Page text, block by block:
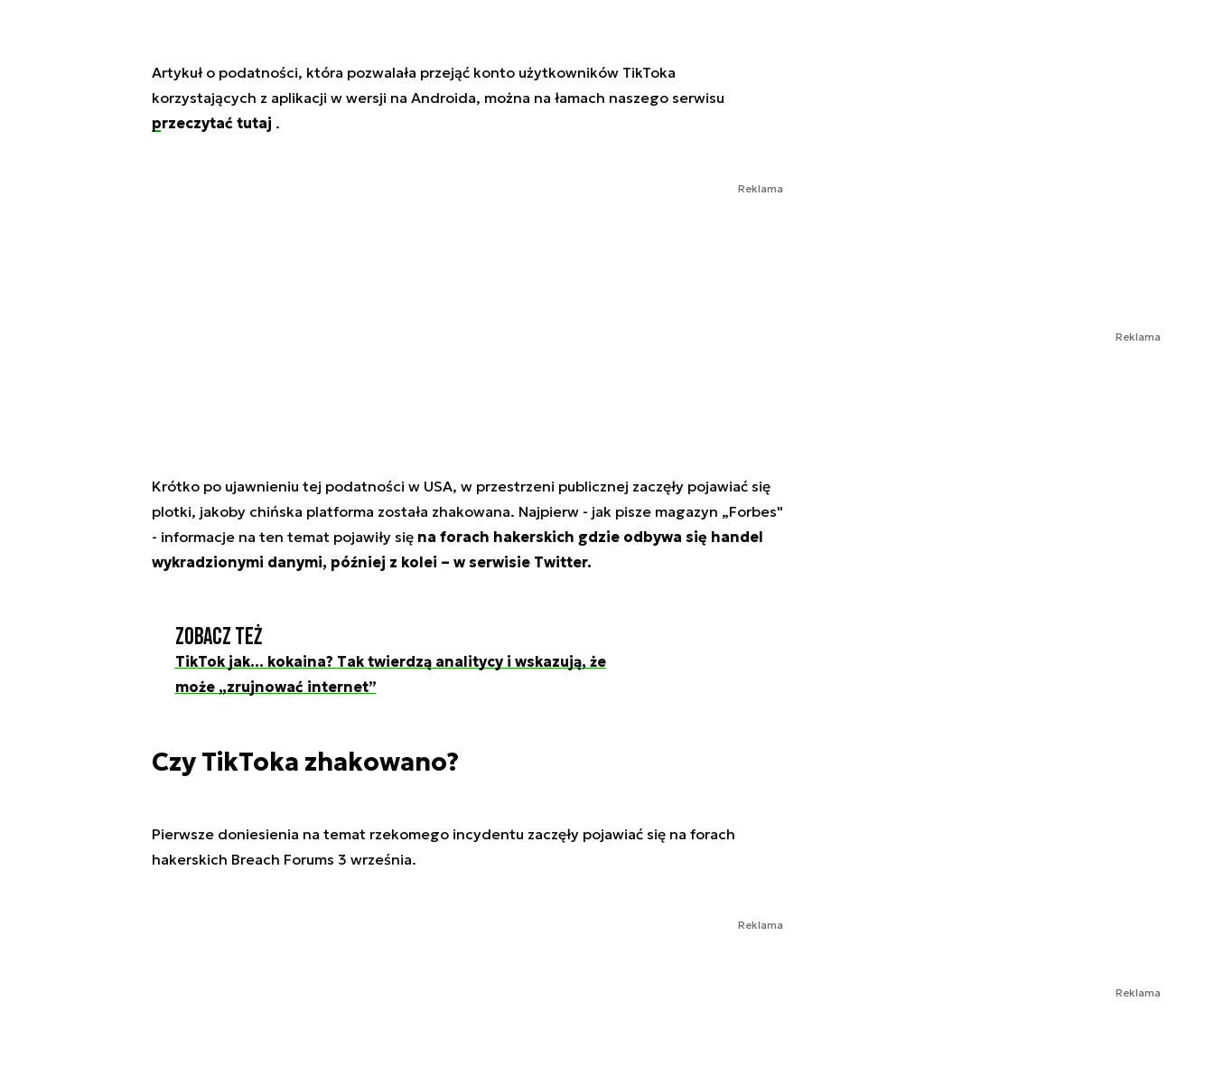
Artykuł o podatności, która pozwalała przejąć konto użytkowników TikToka
korzystających z aplikacji w wersji na Androida, można na łamach naszego serwisu
przeczytać tutaj .
Reklama
Krótko po ujawnieniu tej podatności w USA, w przestrzeni publicznej zaczęły pojawiać się
plotki, jakoby chińska platforma została zhakowana. Najpierw - jak pisze magazyn „Forbes"
- informacje na ten temat pojawiły się na forach hakerskich gdzie odbywa się handel
wykradzionymi danymi, później z kolei – w serwisie Twitter.
Zobacz też
TikTok jak... kokaina? Tak twierdzą analitycy i wskazują, że
może „zrujnować internet”
Czy TikToka zhakowano?
Pierwsze doniesienia na temat rzekomego incydentu zaczęły pojawiać się na forach
hakerskich Breach Forums 3 września.
Reklama
Reklama
Reklama